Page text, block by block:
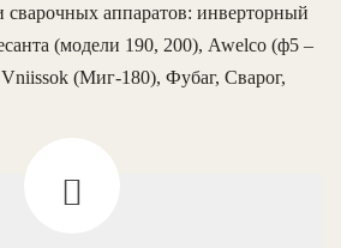
аппаратов: инверторный
(модели 190, 200), Awelco (ф5 –
(Миг-180), Фубаг, Сварог,